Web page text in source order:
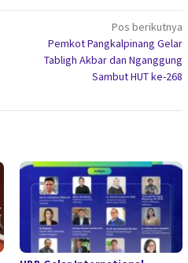
Pos berikutnya
Pemkot Pangkalpinang Gelar
Tabligh Akbar dan Nganggung
Sambut HUT ke-268